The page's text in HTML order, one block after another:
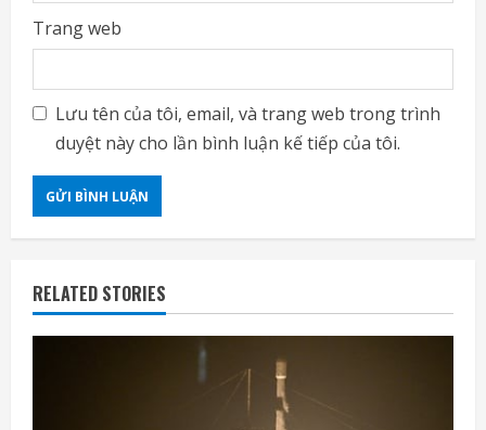
Trang web
Lưu tên của tôi, email, và trang web trong trình
duyệt này cho lần bình luận kế tiếp của tôi.
RELATED STORIES